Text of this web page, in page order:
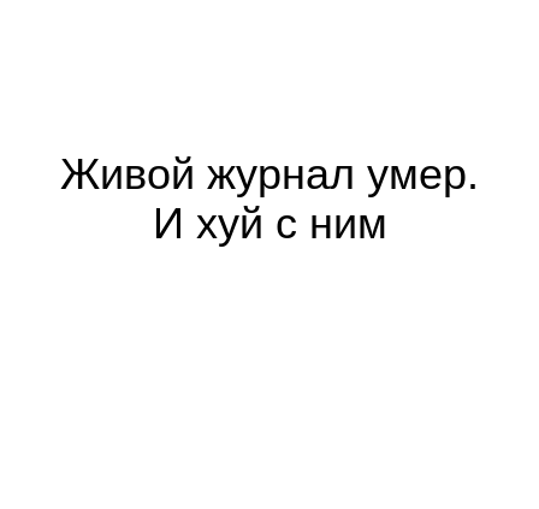
Живой журнал умер.
И хуй с ним